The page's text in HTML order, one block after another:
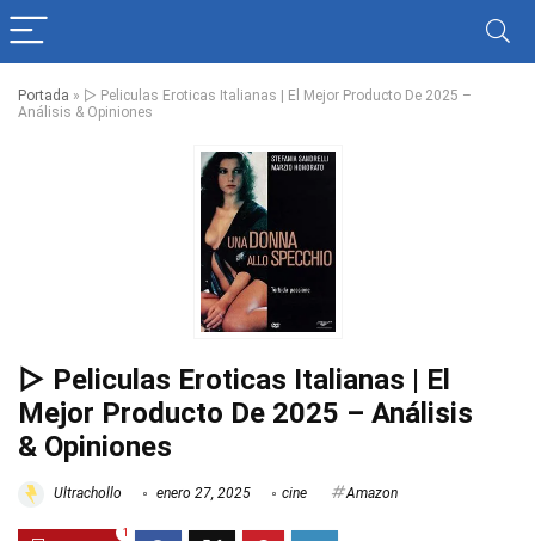
Portada » ▷ Peliculas Eroticas Italianas | El Mejor Producto De 2025 –
Análisis & Opiniones
▷ Peliculas Eroticas Italianas | El
Mejor Producto De 2025 – Análisis
& Opiniones
Ultrachollo enero 27, 2025 cine Amazon
1